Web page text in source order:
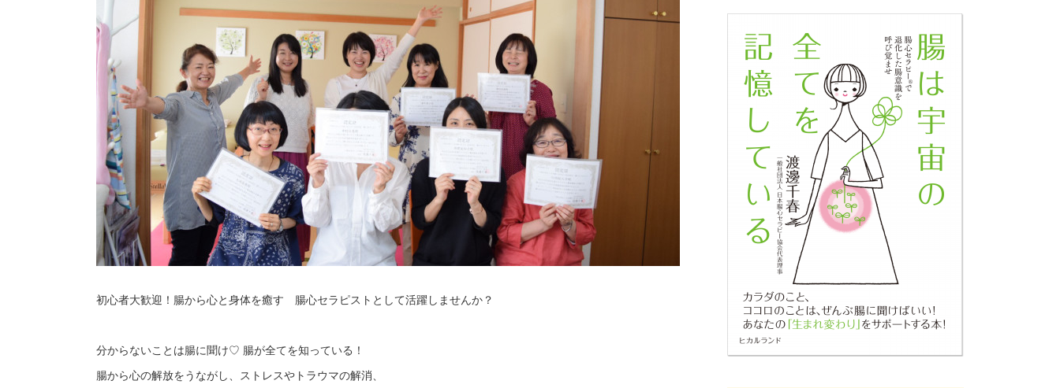
初心者大歓迎！腸から心と身体を癒す 腸心セラピストとして活躍しませんか？
分からないことは腸に聞け♡ 腸が全てを知っている！
腸から心の解放をうながし、ストレスやトラウマの解消、